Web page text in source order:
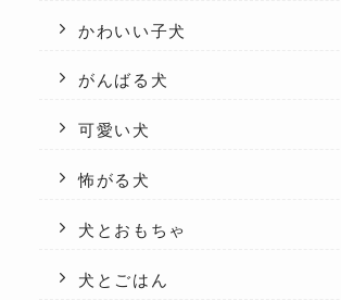
かわいい子犬
がんばる犬
可愛い犬
怖がる犬
犬とおもちゃ
犬とごはん